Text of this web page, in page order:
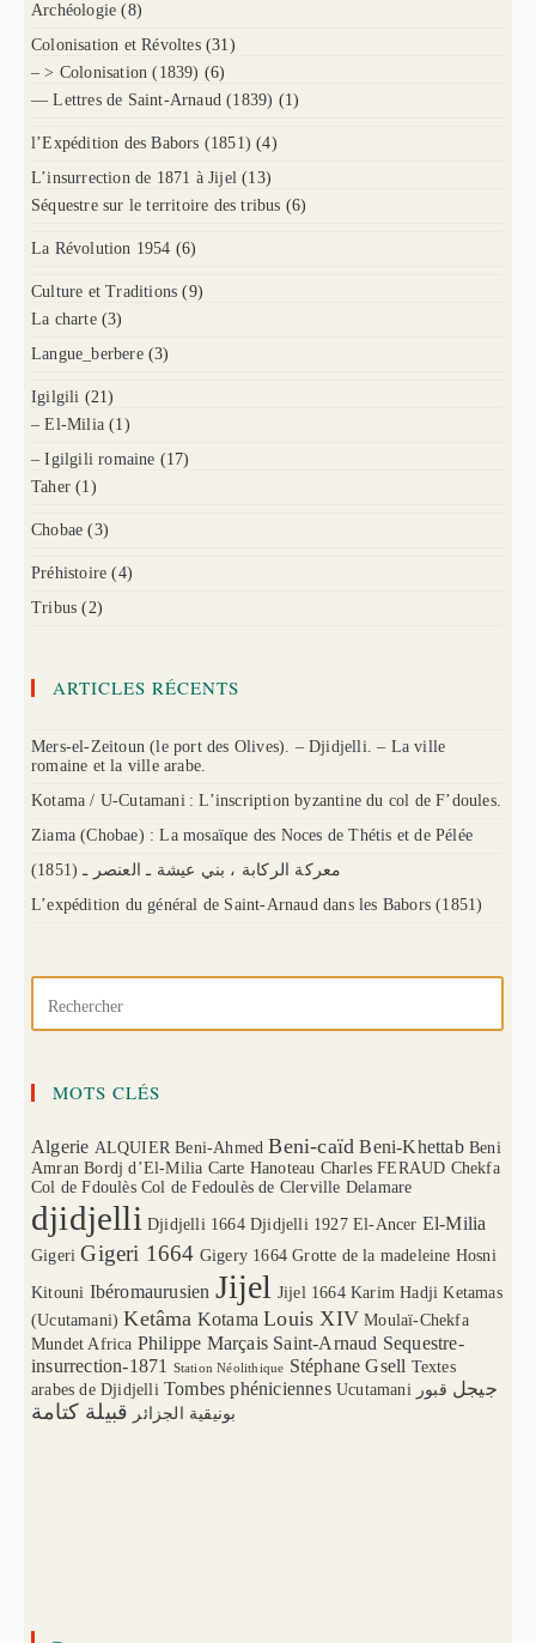
Archéologie (8)
Colonisation et Révoltes (31)
– > Colonisation (1839) (6)
— Lettres de Saint-Arnaud (1839) (1)
l’Expédition des Babors (1851) (4)
L’insurrection de 1871 à Jijel (13)
Séquestre sur le territoire des tribus (6)
La Révolution 1954 (6)
Culture et Traditions (9)
La charte (3)
Langue_berbere (3)
Igilgili (21)
– El-Milia (1)
– Igilgili romaine (17)
Taher (1)
Chobae (3)
Préhistoire (4)
Tribus (2)
ARTICLES RÉCENTS
Mers-el-Zeitoun (le port des Olives). – Djidjelli. – La ville
romaine et la ville arabe.
Kotama / U-Cutamani : L’inscription byzantine du col de F’doules.
Ziama (Chobae) : La mosaïque des Noces de Thétis et de Pélée
(1851) معركة الركابة ، بني عيشة ـ العنصر ـ
L’expédition du général de Saint-Arnaud dans les Babors (1851)
MOTS CLÉS
Algerie ALQUIER Beni-Ahmed Beni-caïd Beni-Khettab Beni
Amran Bordj d’El-Milia Carte Hanoteau Charles FERAUD Chekfa
Col de Fdoulès Col de Fedoulès de Clerville Delamare
djidjelli Djidjelli 1664 Djidjelli 1927 El-Ancer El-Milia
Gigeri Gigeri 1664 Gigery 1664 Grotte de la madeleine Hosni
Kitouni Ibéromaurusien Jijel Jijel 1664 Karim Hadji Ketamas
(Ucutamani) Ketâma Kotama Louis XIV Moulaï-Chekfa
Mundet Africa Philippe Marçais Saint-Arnaud Sequestre-
insurrection-1871
Station Néolithique Stéphane Gsell Textes
arabes de Djidjelli Tombes phéniciennes Ucutamani جيجل قبور
بونيقية الجزائر قبيلة كتامة